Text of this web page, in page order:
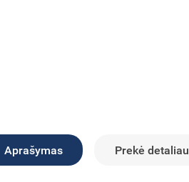
Aprašymas Prekė detaliau